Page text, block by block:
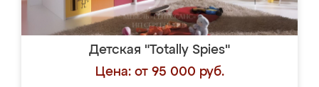
Детская "Totally Spies"
Цена: от 95 000 руб.